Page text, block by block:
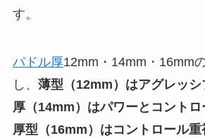
す。
パドル厚12mm・14mm・16mm
し、 薄型（12mm）はアグレッ
厚（14mm）はパワーとコントロ
厚型（16mm）はコントロール重